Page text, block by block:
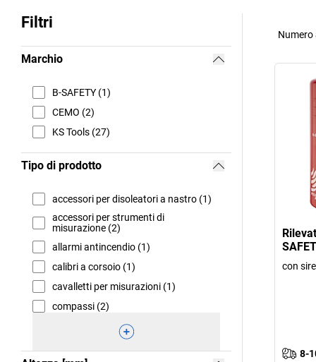
Filtri
Marchio
B-SAFETY (1)
CEMO (2)
KS Tools (27)
Tipo di prodotto
accessori per disoleatori a nastro (1)
accessori per strumenti di
misurazione (2)
allarmi antincendio (1)
calibri a corsoio (1)
cavalletti per misurazioni (1)
compassi (2)
Numero
con
8-